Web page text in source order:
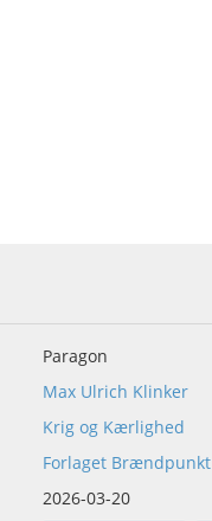
Paragon
Max Ulrich Klinker
Krig og Kærlighed
Forlaget Brændpunkt
2026-03-20